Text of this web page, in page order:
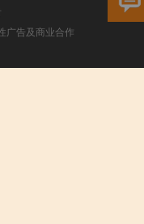
广告及商业合作